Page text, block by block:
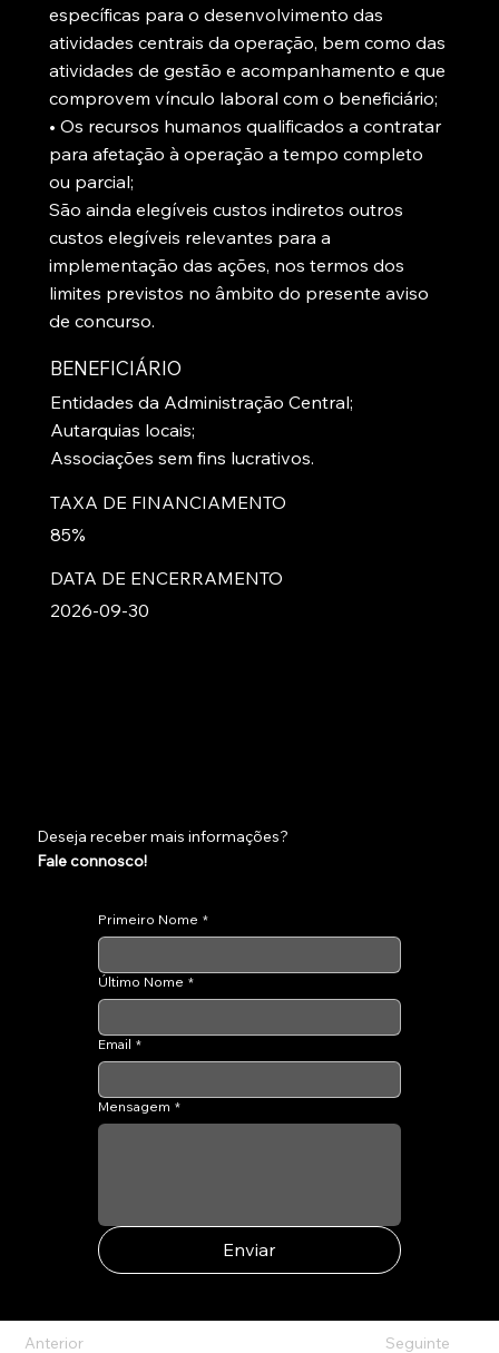
específicas para o desenvolvimento das
atividades centrais da operação, bem como das
atividades de gestão e acompanhamento e que
comprovem vínculo laboral com o beneficiário;
• Os recursos humanos qualificados a contratar
para afetação à operação a tempo completo
ou parcial;
São ainda elegíveis custos indiretos outros
custos elegíveis relevantes para a
implementação das ações, nos termos dos
limites previstos no âmbito do presente aviso
de concurso.
BENEFICIÁRIO
Entidades da Administração Central;
Autarquias locais;
Associações sem fins lucrativos.
TAXA DE FINANCIAMENTO
85%
DATA DE ENCERRAMENTO
2026-09-30
Deseja receber mais informações?
Fale connosco!
Primeiro Nome *
Último Nome *
Email *
Mensagem *
Enviar
Seguinte
Anterior